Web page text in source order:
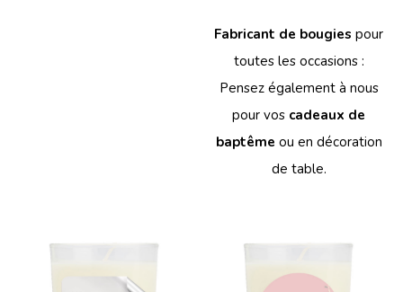
Fabricant de bougies pour
toutes les occasions :
Pensez également à nous
pour vos cadeaux de
baptême ou en décoration
de table.